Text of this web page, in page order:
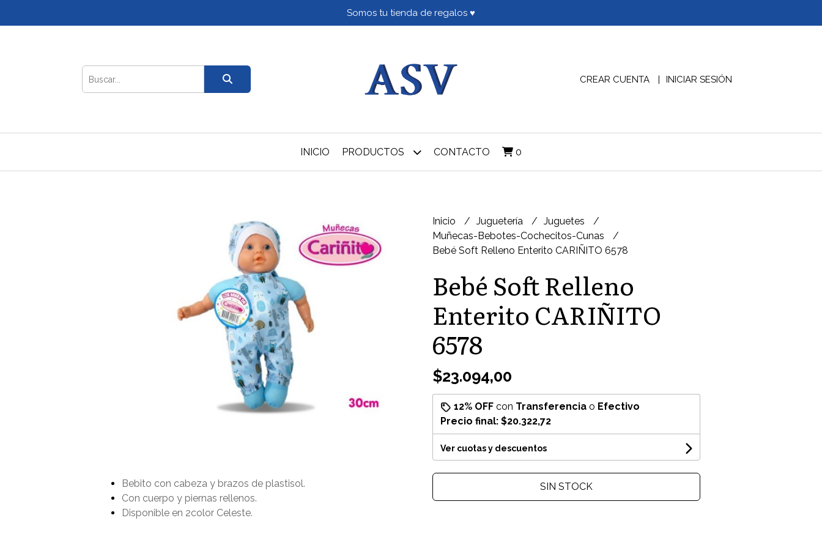
Somos tu tienda de regalos ♥
CREAR CUENTA INICIAR SESIÓN
INICIO PRODUCTOS CONTACTO 0
Bebito con cabeza y brazos de plastisol.
Con cuerpo y piernas rellenos.
Disponible en 2color Celeste.
Inicio Juguetería
Juguetes
Muñecas-Bebotes-Cochecitos-Cunas
Bebé Soft Relleno Enterito CARIÑITO 6578
Bebé Soft Relleno
Enterito CARIÑITO
6578
$23.094,00
12% OFF con Transferencia o Efectivo
Precio final: $20.322,72
Ver cuotas y descuentos
SIN STOCK